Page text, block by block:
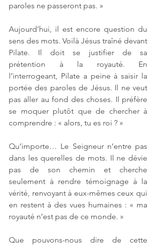
paroles ne passeront pas. »
Aujourd’hui, il est encore question du
sens des mots. Voilà Jésus traîné devant
Pilate. Il doit se justifier de sa
prétention à la royauté. En
l’interrogeant, Pilate a peine à saisir la
portée des paroles de Jésus. Il ne veut
pas aller au fond des choses. Il préfère
se moquer plutôt que de chercher à
comprendre : « alors, tu es roi ? »
Qu’importe… Le Seigneur n’entre pas
dans les querelles de mots. Il ne dévie
pas de son chemin et cherche
seulement à rendre témoignage à la
vérité, renvoyant à eux-mêmes ceux qui
en restent à des vues humaines : « ma
royauté n’est pas de ce monde. »
Que pouvons-nous dire de cette